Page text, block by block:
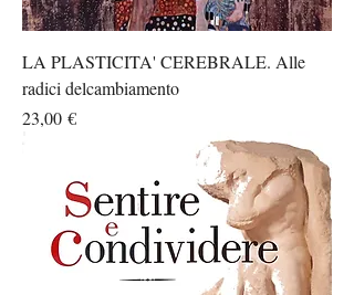
LA PLASTICITA' CEREBRALE. Alle
radici delcambiamento
Prezzo
23,00 €